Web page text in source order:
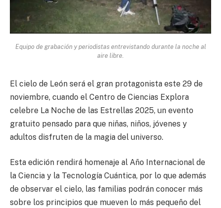
Equipo de grabación y periodistas entrevistando durante la noche al
aire libre.
El cielo de León será el gran protagonista este 29 de
noviembre, cuando el Centro de Ciencias Explora
celebre La Noche de las Estrellas 2025, un evento
gratuito pensado para que niñas, niños, jóvenes y
adultos disfruten de la magia del universo.
Esta edición rendirá homenaje al Año Internacional de
la Ciencia y la Tecnología Cuántica, por lo que además
de observar el cielo, las familias podrán conocer más
sobre los principios que mueven lo más pequeño del